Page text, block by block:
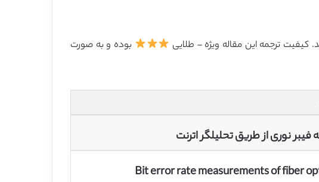
بوده و به صورت
Bit error rate measurements of fiber